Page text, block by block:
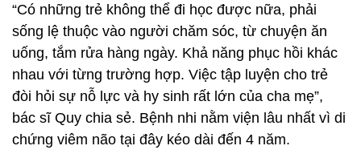
“Có những trẻ không thể đi học được nữa, phải
sống lệ thuộc vào người chăm sóc, từ chuyện ăn
uống, tắm rửa hàng ngày. Khả năng phục hồi khác
nhau với từng trường hợp. Việc tập luyện cho trẻ
đòi hỏi sự nỗ lực và hy sinh rất lớn của cha mẹ”,
bác sĩ Quy chia sẻ. Bệnh nhi nằm viện lâu nhất vì di
chứng viêm não tại đây kéo dài đến 4 năm.